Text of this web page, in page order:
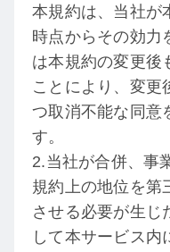
本規約は、当社が
時点からその効力
は本規約の変更後
ことにより、変更
つ取消不能な同意
す。
2.当社が合併、事
規約上の地位を第
させる必要が生じ
して本サービス内